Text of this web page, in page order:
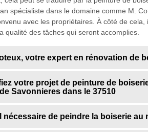
spécialiste dans le domaine comme M.
avec les propriétaires. À côté de
qualité des tâches qui seront accomplies.
votre expert en rénovation de
votre projet de peinture de
Savonnieres dans le 37510
nécessaire de peindre la boiserie